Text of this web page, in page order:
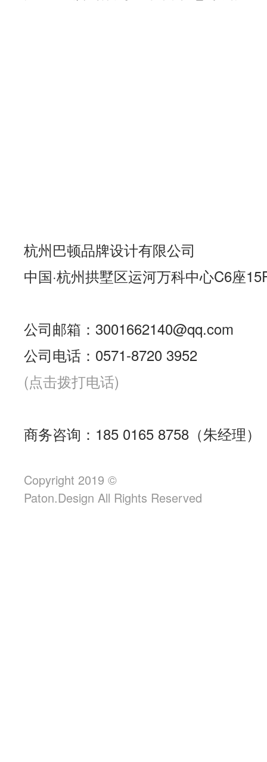
杭州巴顿品牌设计有限公司
中国·杭州拱墅区运河万科中心C6座
公司邮箱：3001662140@qq.com
公司电话：0571-8720 3952
(点击拨打电话)
商务咨询：185 0165 8758（朱经理）
Copyright 2019 ©
Paton.Design All Rights Reserved